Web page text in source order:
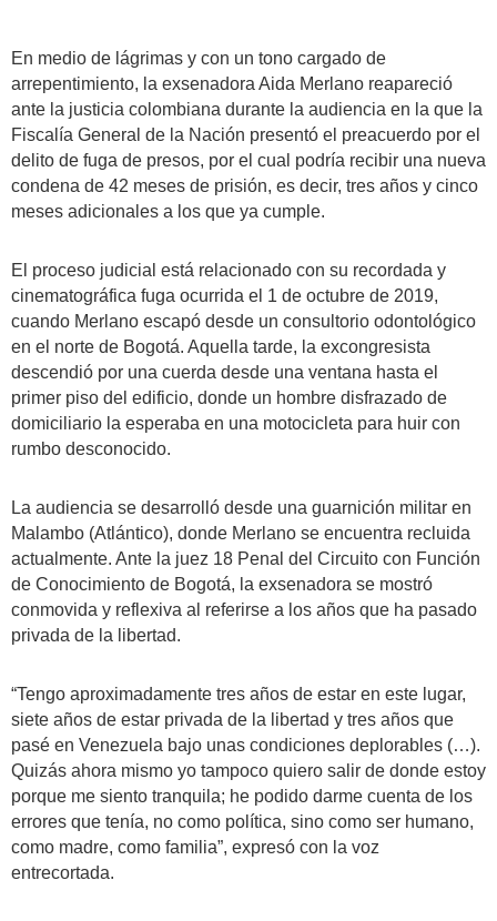
En medio de lágrimas y con un tono cargado de
arrepentimiento, la exsenadora Aida Merlano reapareció
ante la justicia colombiana durante la audiencia en la que la
Fiscalía General de la Nación presentó el preacuerdo por el
delito de fuga de presos, por el cual podría recibir una nueva
condena de 42 meses de prisión, es decir, tres años y cinco
meses adicionales a los que ya cumple.
El proceso judicial está relacionado con su recordada y
cinematográfica fuga ocurrida el 1 de octubre de 2019,
cuando Merlano escapó desde un consultorio odontológico
en el norte de Bogotá. Aquella tarde, la excongresista
descendió por una cuerda desde una ventana hasta el
primer piso del edificio, donde un hombre disfrazado de
domiciliario la esperaba en una motocicleta para huir con
rumbo desconocido.
La audiencia se desarrolló desde una guarnición militar en
Malambo (Atlántico), donde Merlano se encuentra recluida
actualmente. Ante la juez 18 Penal del Circuito con Función
de Conocimiento de Bogotá, la exsenadora se mostró
conmovida y reflexiva al referirse a los años que ha pasado
privada de la libertad.
“Tengo aproximadamente tres años de estar en este lugar,
siete años de estar privada de la libertad y tres años que
pasé en Venezuela bajo unas condiciones deplorables (…).
Quizás ahora mismo yo tampoco quiero salir de donde estoy
porque me siento tranquila; he podido darme cuenta de los
errores que tenía, no como política, sino como ser humano,
como madre, como familia”, expresó con la voz
entrecortada.